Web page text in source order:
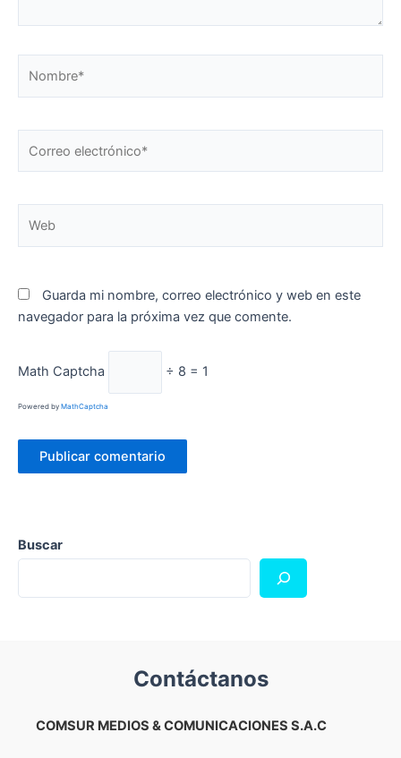
electrónico*
Guarda mi nombre, correo electrónico y web en este
navegador para la próxima vez que comente.
Math Captcha ÷ 8 = 1
Powered by MathCaptcha
Buscar
Contáctanos
COMSUR MEDIOS & COMUNICACIONES S.A.C